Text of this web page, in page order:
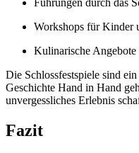
Workshops für Kinder
Kulinarische Angebote
Die Schlossfestspiele sind
Geschichte Hand in Hand
unvergessliches Erlebnis
Fazit